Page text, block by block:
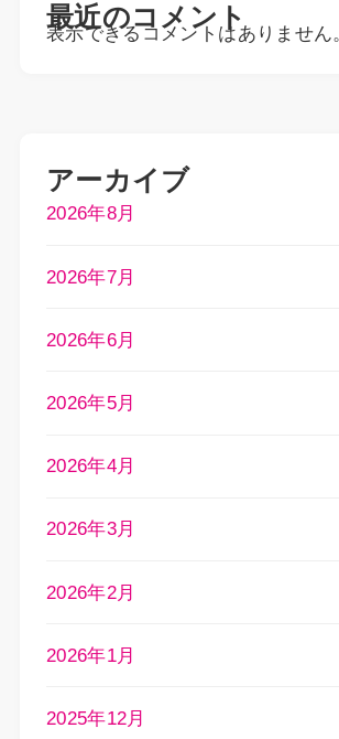
最近のコメント
表示できるコメントはありません
アーカイブ
2026年8月
2026年7月
2026年6月
2026年5月
2026年4月
2026年3月
2026年2月
2026年1月
2025年12月